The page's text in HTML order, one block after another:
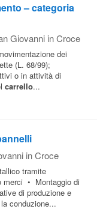
– categoria
Giovanni in Croce
dei
(L. 68/99);
o in attività di
carrello...
in Croce
tramite
merci • Montaggio di
di produzione e
conduzione...